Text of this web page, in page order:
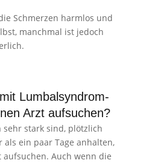
Schmerzen harmlos und
manchmal ist jedoch
Lumbalsyndrom-
Arzt aufsuchen?
sehr stark sind, plötzlich
ein paar Tage anhalten,
Auch wenn die